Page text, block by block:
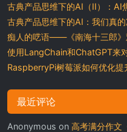
古典产品思维下的AI（II）：AI
古典产品思维下的AI：我们真
痴人的呓语——《南海十三郎》
使用LangChain和ChatGPT来
RaspberryPi树莓派如何优化
最近评论
Anonymous on 高考满分作文